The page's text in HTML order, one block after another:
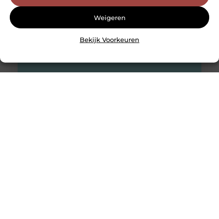
Weigeren
Bekijk Voorkeuren